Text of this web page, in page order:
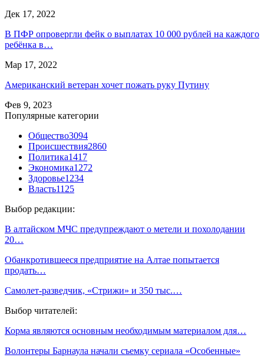
Дек 17, 2022
В ПФР опровергли фейк о выплатах 10 000 рублей на каждого
ребёнка в…
Мар 17, 2022
Американский ветеран хочет пожать руку Путину
Фев 9, 2023
Популярные категории
Общество3094
Происшествия2860
Политика1417
Экономика1272
Здоровье1234
Власть1125
Выбор редакции:
В алтайском МЧС предупреждают о метели и похолодании
20…
Обанкротившееся предприятие на Алтае попытается
продать…
Самолет-разведчик, «Стрижи» и 350 тыс.…
Выбор читателей:
Корма являются основным необходимым материалом для…
Волонтеры Барнаула начали съемку сериала «Особенные»